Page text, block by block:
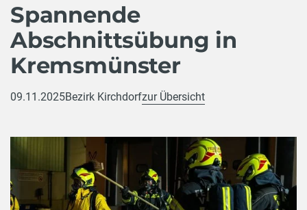
Spannende
Abschnittsübung in
Kremsmünster
09.11.2025Bezirk Kirchdorfzur Übersicht